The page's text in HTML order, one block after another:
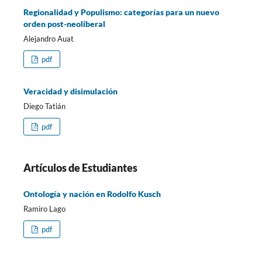
Regionalidad y Populismo: categorías para un nuevo
orden post-neoliberal
Alejandro Auat
pdf
Veracidad y disimulación
Diego Tatián
pdf
Artículos de Estudiantes
Ontología y nación en Rodolfo Kusch
Ramiro Lago
pdf